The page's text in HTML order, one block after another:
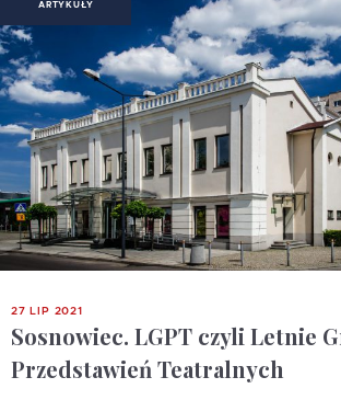
ARTYKUŁY
27 LIP 2021
Sosnowiec. LGPT czyli Letnie
Przedstawień Teatralnych